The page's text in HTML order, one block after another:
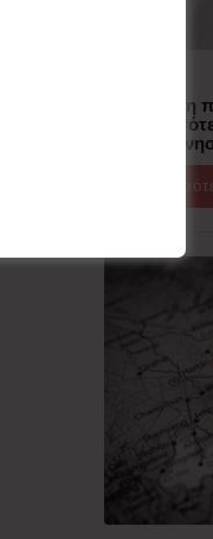
Συνελήφθη
με
στην